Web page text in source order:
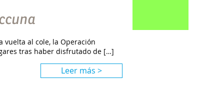
vuelta al cole, la Operación
tras haber disfrutado de […]
Leer más >